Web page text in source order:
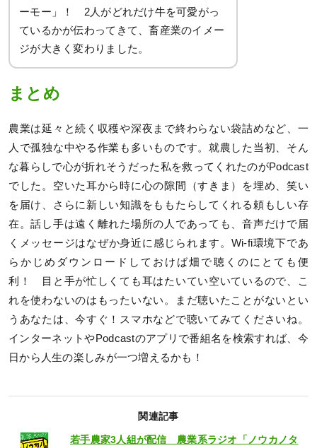
ーモー」！ 2人がどれだけ牛を可愛がっ
ているかが伝わってきて、畜産業のイメー
ジが大きく変わりました。
まとめ
農業は延々と続く収穫や深夜まで終わらない袋詰めなど、一
人で孤独な中やる作業も多いものです。就農した当初、そん
な暮らしで心が折れそうだった私を救ってくれたのがPodcast
でした。空いた耳から時に心の隙間（すきま）を埋め、笑い
を届け、さらに新しい知識をももたらしてくれる頼もしい存
在。話し手は遠く離れた場所の人であっても、音声だけで届
くメッセージはなぜか身近に感じられます。Wi-fi環境下であ
らかじめダウンロードしておけば畑で聴くのにとても便
利！ 目と手が忙しくても耳はたいてい空いているので、こ
れを使わないのはもったいない。まだ聴いたことがないとい
うあなたは、今すぐ！スマホなどで聴いてみてくださいね。
インターネットやPodcastのアプリで番組名を検索すれば、今
日から人生の楽しみが一つ増えるかも！
関連記事
若手農家3人組が配信 農業系ラジオ「ノウカノタ